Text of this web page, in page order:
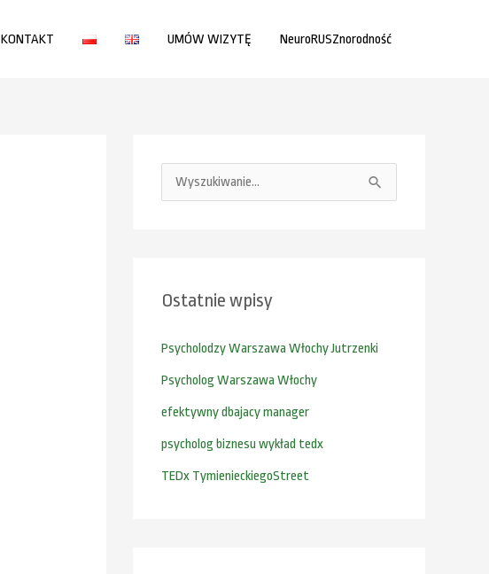
KONTAKT UMÓW WIZYTĘ NeuroRUSZnorodność
a
d
l
a
:
Ostatnie wpisy
Psycholodzy Warszawa Włochy Jutrzenki
Psycholog Warszawa Włochy
efektywny dbajacy manager
psycholog biznesu wykład tedx
TEDx TymienieckiegoStreet